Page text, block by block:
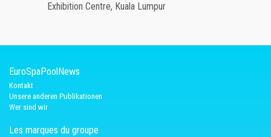
Exhibition Centre, Kuala Lumpur
EuroSpaPoolNews
Kontakt
Unsere anderen Publikationen
Wer sind wir
Les marques du groupe